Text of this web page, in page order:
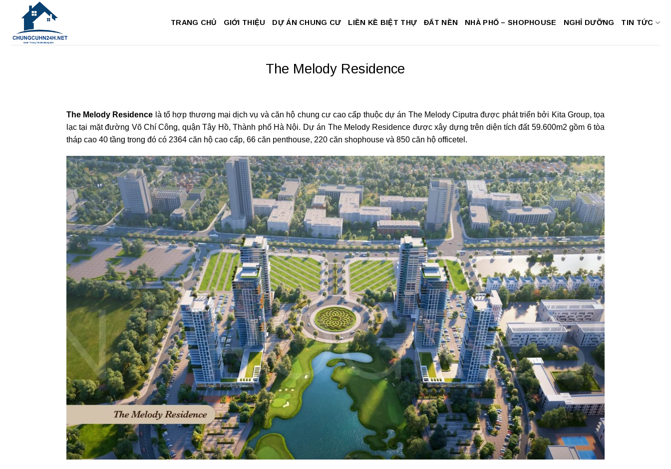
dung
TRANG CHỦ GIỚI THIỆU DỰ ÁN CHUNG CƯ LIỀN KỀ BIỆT THỰ ĐẤT NỀN NHÀ PHỐ – SHOPHOUSE NGHỈ DƯỠNG TIN TỨC
The Melody Residence
The Melody Residence là tổ hợp thương mại dịch vụ và căn hộ chung cư cao cấp thuộc dự án The Melody Ciputra được phát triển bởi Kita Group, tọa
lạc tại mặt đường Võ Chí Công, quận Tây Hồ, Thành phố Hà Nội. Dự án The Melody Residence được xây dựng trên diện tích đất 59.600m2 gồm 6 tòa
tháp cao 40 tầng trong đó có 2364 căn hộ cao cấp, 66 căn penthouse, 220 căn shophouse và 850 căn hộ officetel.